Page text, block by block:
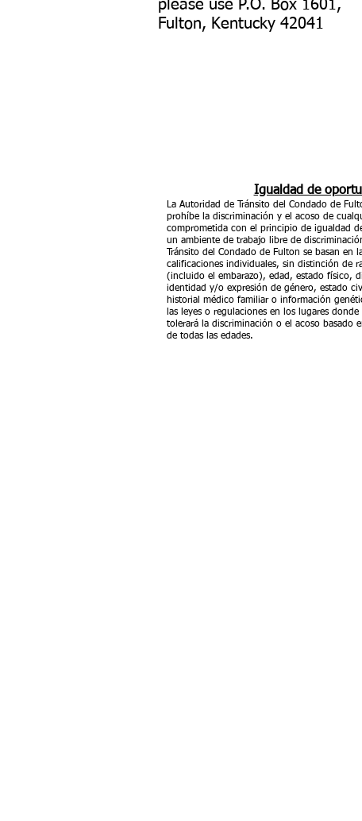
please use P.O. Box 1601,
Fulton, Kentucky 42041
Igualdad de
La Autoridad de Tránsito del Condado de
prohíbe la discriminación y el acoso de
comprometida con el principio de igualdad
un ambiente de trabajo libre de
Tránsito del Condado de Fulton se basan en
calificaciones individuales, sin distinción de
(incluido el embarazo), edad, estado físico,
identidad y/o expresión de género, estado
historial médico familiar o información
las leyes o regulaciones en los lugares
tolerará la discriminación o el acoso basado
de todas las edades.